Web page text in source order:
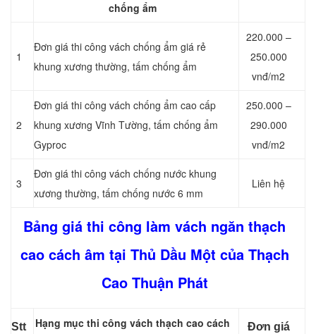
chống ẩm
1
Đơn giá thi công vách chống ẩm giá rẻ
khung xương thường, tấm chống ẩm
220.000 –
250.000
vnđ/m2
2
Đơn giá thi công vách chống ẩm cao cấp
khung xương Vĩnh Tường, tấm chống ẩm
Gyproc
250.000 –
290.000
vnđ/m2
3
Đơn giá thi công vách chống nước khung
xương thường, tấm chống nước 6 mm
Liên hệ
Bảng giá thi công làm vách ngăn thạch
cao cách âm tại Thủ Dầu Một của Thạch
Cao Thuận Phát
Stt
Hạng mục thi công vách thạch cao cách
Đơn giá